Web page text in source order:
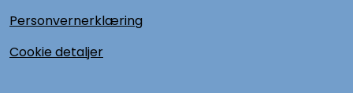
Personvernerklæring
Cookie detaljer